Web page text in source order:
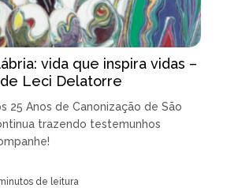
vida que inspira vidas –
Leci Delatorre
25 Anos de Canonização de São
trazendo testemunhos
de leitura